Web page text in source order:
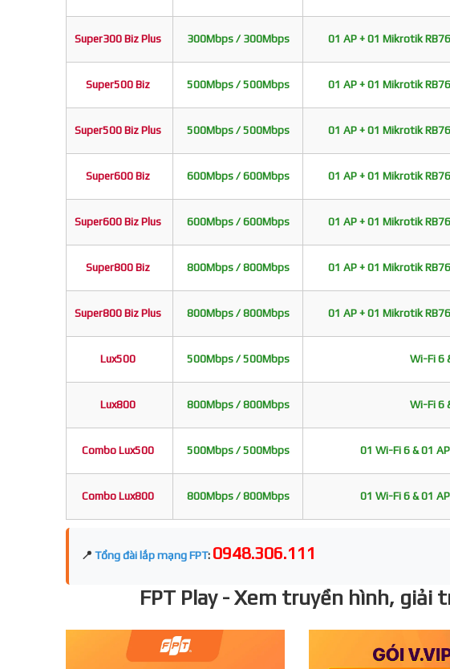
Super300 Biz Plus 300Mbps / 300Mbps 01 AP + 01 Mikrotik
Super500 Biz 500Mbps / 500Mbps 01 AP + 01 Mikrotik
Super500 Biz Plus 500Mbps / 500Mbps 01 AP + 01 Mikrotik
Super600 Biz 600Mbps / 600Mbps 01 AP + 01 Mikrotik
Super600 Biz Plus 600Mbps / 600Mbps 01 AP + 01 Mikrotik
Super800 Biz 800Mbps / 800Mbps 01 AP + 01 Mikrotik
Super800 Biz Plus 800Mbps / 800Mbps 01 AP + 01 Mikrotik
Lux500 500Mbps / 500Mbps Wi-Fi 6
Lux800 800Mbps / 800Mbps Wi-Fi 6
Combo Lux500 500Mbps / 500Mbps 01 Wi-Fi 6 & 01
Combo Lux800 800Mbps / 800Mbps 01 Wi-Fi 6 & 01
📍 Tổng đài lắp mạng FPT: 0948.306.111
FPT Play - Xem truyền hình,